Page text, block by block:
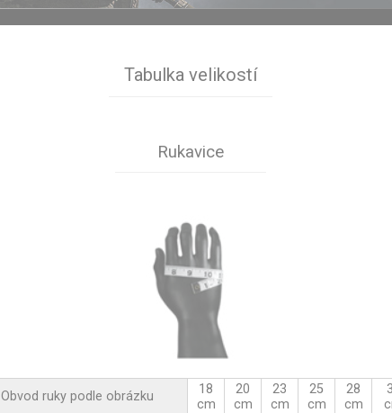
Tabulka velikostí
Rukavice
Obvod ruky podle obrázku
18
cm
20
cm
23
cm
25
cm
28
cm